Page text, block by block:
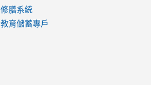
修膳系統
教育儲蓄專戶